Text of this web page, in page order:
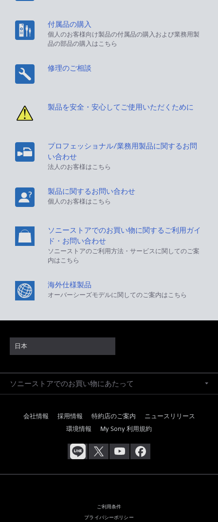
付属品の購入
個人のお客様向け製品の付属品の購入および業務用製
品の部品の購入はこちら
修理のご相談
製品を安全・安心してご使用いただくために
プロフェッショナル/業務用製品に関するお問
い合わせ
法人のお客様はこちら
製品に関するお問い合わせ
個人のお客様はこちら
ソニーストアでのお買い物に関するご利用ガイ
ド・お問い合わせ
ソニーストアのご利用方法・サービスに関してのご案
内はこちら
海外仕様製品
オーバーシーズモデルに関してのご案内はこちら
日本
ソニーストアでのお買い物にあたって
会社情報 採用情報 特約店のご案内
ニュースリリース
環境情報
My Sony 利用規約
ご利用条件
プライバシーポリシー